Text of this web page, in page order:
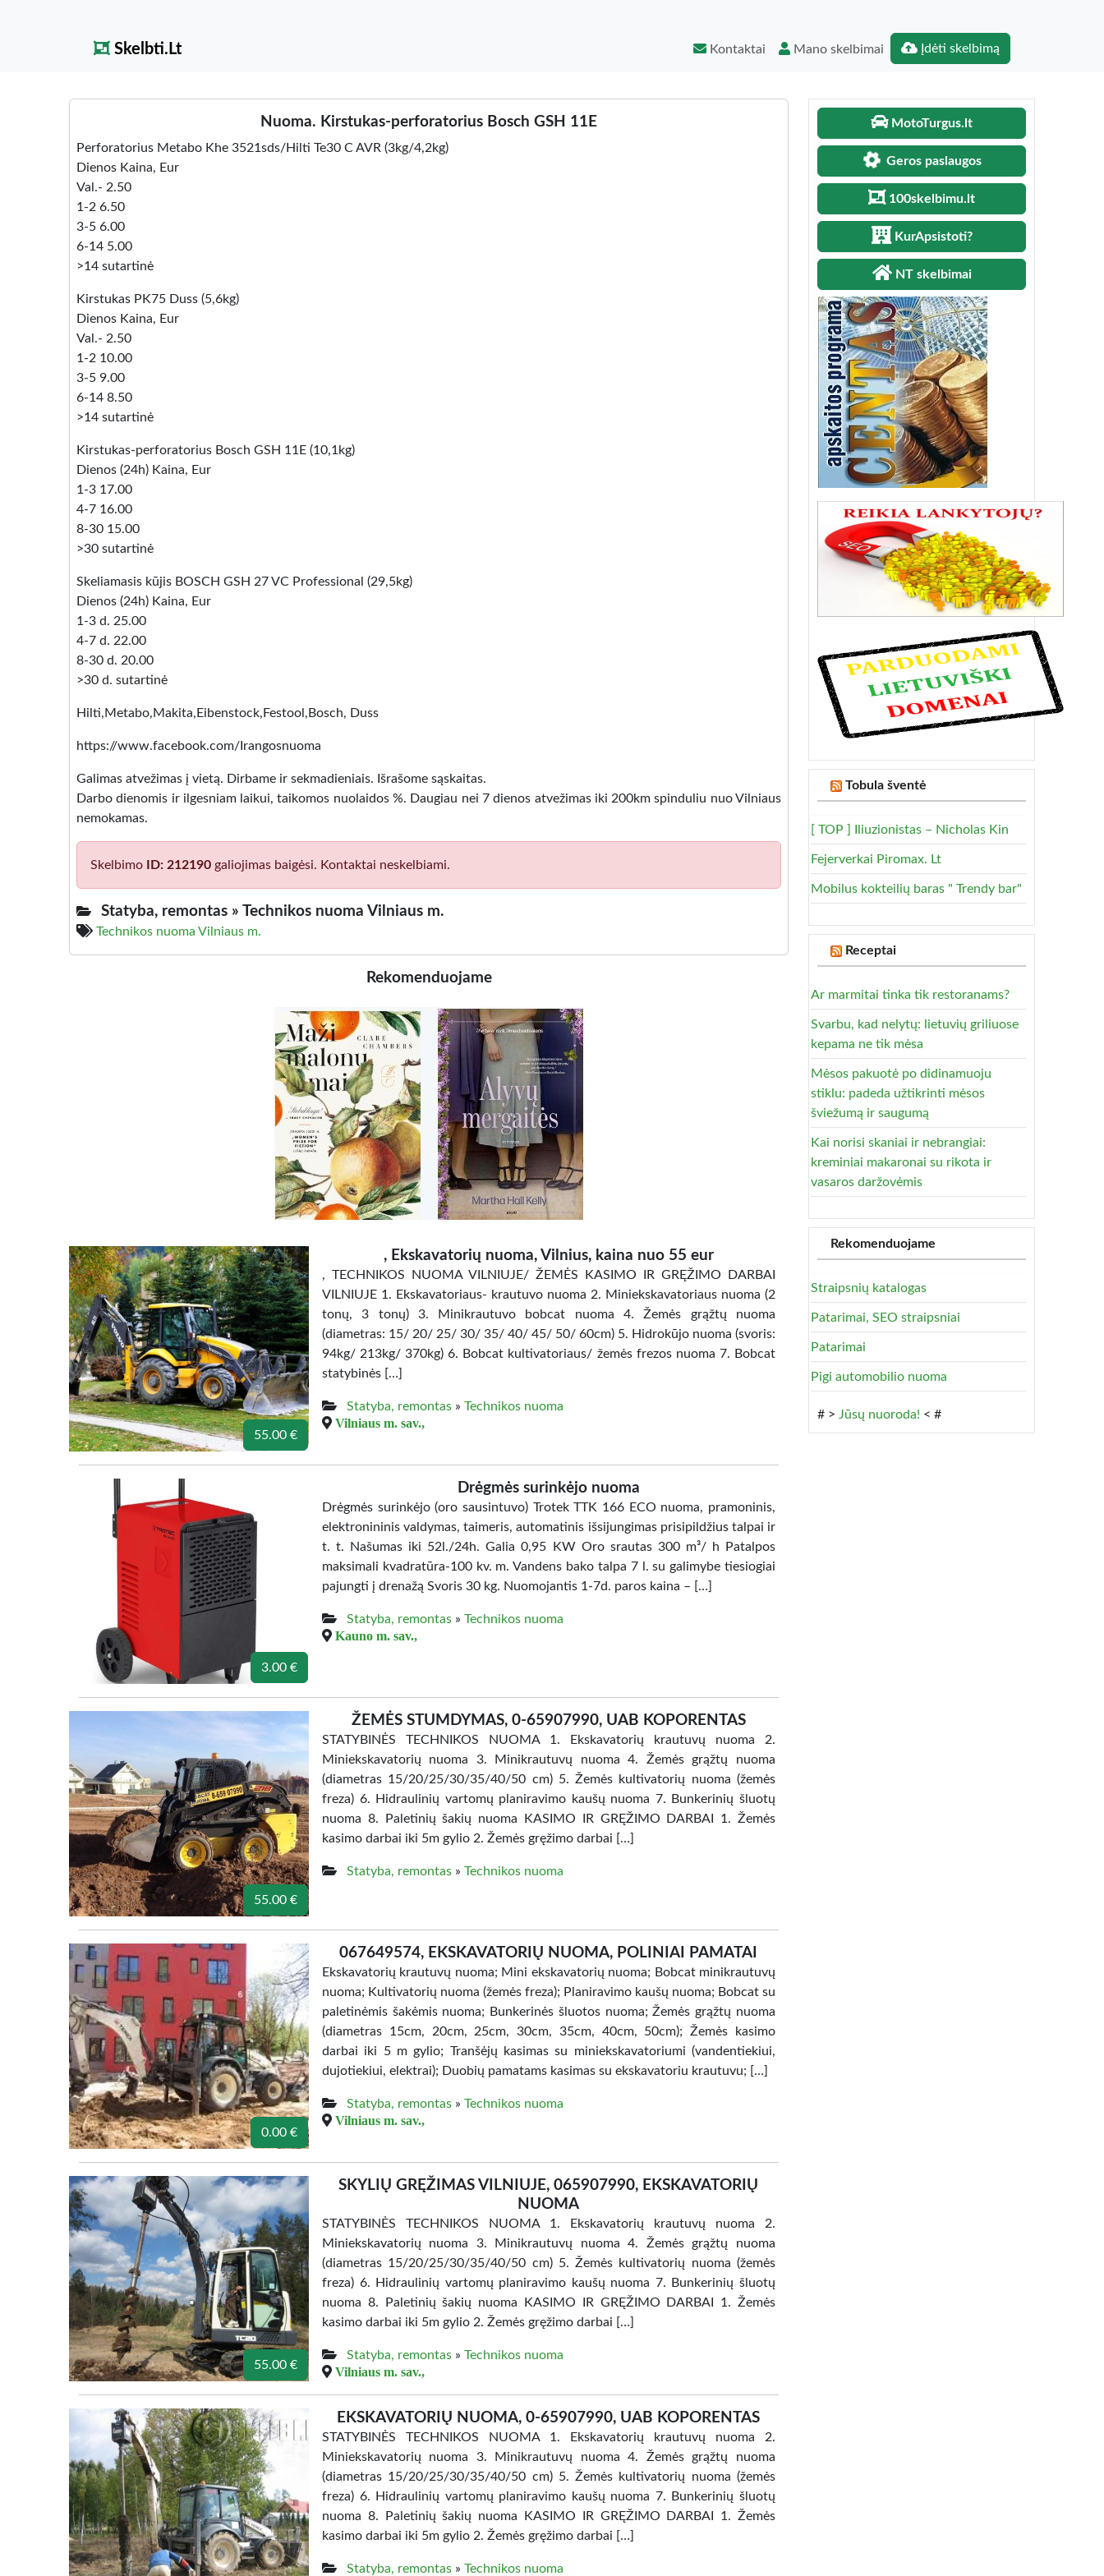
Skelbti.Lt Kontaktai Mano skelbimai Įdėti skelbimą
Nuoma. Kirstukas-perforatorius Bosch GSH 11E
Perforatorius Metabo Khe 3521sds/Hilti Te30 C AVR (3kg/4,2kg)
Dienos Kaina, Eur
Val.- 2.50
1-2 6.50
3-5 6.00
6-14 5.00
>14 sutartinė
Kirstukas PK75 Duss (5,6kg)
Dienos Kaina, Eur
Val.- 2.50
1-2 10.00
3-5 9.00
6-14 8.50
>14 sutartinė
Kirstukas-perforatorius Bosch GSH 11E (10,1kg)
Dienos (24h) Kaina, Eur
1-3 17.00
4-7 16.00
8-30 15.00
>30 sutartinė
Skeliamasis kūjis BOSCH GSH 27 VC Professional (29,5kg)
Dienos (24h) Kaina, Eur
1-3 d. 25.00
4-7 d. 22.00
8-30 d. 20.00
>30 d. sutartinė
Hilti,Metabo,Makita,Eibenstock,Festool,Bosch, Duss
https://www.facebook.com/Irangosnuoma
Galimas atvežimas į vietą. Dirbame ir sekmadieniais. Išrašome sąskaitas.
Darbo dienomis ir ilgesniam laikui, taikomos nuolaidos %. Daugiau nei 7 dienos atvežimas iki 200km spinduliu nuo Vilniaus
nemokamas.
Skelbimo ID: 212190 galiojimas baigėsi. Kontaktai neskelbiami.
Statyba, remontas » Technikos nuoma Vilniaus m.
Technikos nuoma Vilniaus m.
Rekomenduojame
55.00 €
, Ekskavatorių nuoma, Vilnius, kaina nuo 55 eur
, TECHNIKOS NUOMA VILNIUJE/ ŽEMĖS KASIMO IR GRĘŽIMO DARBAI
VILNIUJE 1. Ekskavatoriaus- krautuvo nuoma 2. Miniekskavatoriaus nuoma (2
tonų, 3 tonų) 3. Minikrautuvo bobcat nuoma 4. Žemės grąžtų nuoma
(diametras: 15/ 20/ 25/ 30/ 35/ 40/ 45/ 50/ 60cm) 5. Hidrokūjo nuoma (svoris:
94kg/ 213kg/ 370kg) 6. Bobcat kultivatoriaus/ žemės frezos nuoma 7. Bobcat
statybinės […]
Statyba, remontas» Technikos nuoma
Vilniaus m. sav.,
3.00 €
Drėgmės surinkėjo nuoma
Drėgmės surinkėjo (oro sausintuvo) Trotek TTK 166 ECO nuoma, pramoninis,
elektronininis valdymas, taimeris, automatinis išsijungimas prisipildžius talpai ir
t. t. Našumas iki 52l./24h. Galia 0,95 KW Oro srautas 300 m³/ h Patalpos
maksimali kvadratūra-100 kv. m. Vandens bako talpa 7 l. su galimybe tiesiogiai
pajungti į drenažą Svoris 30 kg. Nuomojantis 1-7d. paros kaina – […]
Statyba, remontas» Technikos nuoma
Kauno m. sav.,
55.00 €
ŽEMĖS STUMDYMAS, 0-65907990, UAB KOPORENTAS
STATYBINĖS TECHNIKOS NUOMA 1. Ekskavatorių krautuvų nuoma 2.
Miniekskavatorių nuoma 3. Minikrautuvų nuoma 4. Žemės grąžtų nuoma
(diametras 15/20/25/30/35/40/50 cm) 5. Žemės kultivatorių nuoma (žemės
freza) 6. Hidraulinių vartomų planiravimo kaušų nuoma 7. Bunkerinių šluotų
nuoma 8. Paletinių šakių nuoma KASIMO IR GRĘŽIMO DARBAI 1. Žemės
kasimo darbai iki 5m gylio 2. Žemės gręžimo darbai […]
Statyba, remontas» Technikos nuoma
0.00 €
067649574, EKSKAVATORIŲ NUOMA, POLINIAI PAMATAI
Ekskavatorių krautuvų nuoma; Mini ekskavatorių nuoma; Bobcat minikrautuvų
nuoma; Kultivatorių nuoma (žemės freza); Planiravimo kaušų nuoma; Bobcat su
paletinėmis šakėmis nuoma; Bunkerinės šluotos nuoma; Žemės grąžtų nuoma
(diametras 15cm, 20cm, 25cm, 30cm, 35cm, 40cm, 50cm); Žemės kasimo
darbai iki 5 m gylio; Tranšėjų kasimas su miniekskavatoriumi (vandentiekiui,
dujotiekiui, elektrai); Duobių pamatams kasimas su ekskavatoriu krautuvu; […]
Statyba, remontas» Technikos nuoma
Vilniaus m. sav.,
55.00 €
SKYLIŲ GRĘŽIMAS VILNIUJE, 065907990, EKSKAVATORIŲ
NUOMA
STATYBINĖS TECHNIKOS NUOMA 1. Ekskavatorių krautuvų nuoma 2.
Miniekskavatorių nuoma 3. Minikrautuvų nuoma 4. Žemės grąžtų nuoma
(diametras 15/20/25/30/35/40/50 cm) 5. Žemės kultivatorių nuoma (žemės
freza) 6. Hidraulinių vartomų planiravimo kaušų nuoma 7. Bunkerinių šluotų
nuoma 8. Paletinių šakių nuoma KASIMO IR GRĘŽIMO DARBAI 1. Žemės
kasimo darbai iki 5m gylio 2. Žemės gręžimo darbai […]
Statyba, remontas» Technikos nuoma
Vilniaus m. sav.,
EKSKAVATORIŲ NUOMA, 0-65907990, UAB KOPORENTAS
STATYBINĖS TECHNIKOS NUOMA 1. Ekskavatorių krautuvų nuoma 2.
Miniekskavatorių nuoma 3. Minikrautuvų nuoma 4. Žemės grąžtų nuoma
(diametras 15/20/25/30/35/40/50 cm) 5. Žemės kultivatorių nuoma (žemės
freza) 6. Hidraulinių vartomų planiravimo kaušų nuoma 7. Bunkerinių šluotų
nuoma 8. Paletinių šakių nuoma KASIMO IR GRĘŽIMO DARBAI 1. Žemės
kasimo darbai iki 5m gylio 2. Žemės gręžimo darbai […]
Statyba, remontas» Technikos nuoma
MotoTurgus.lt
Geros paslaugos
100skelbimu.lt
KurApsistoti?
NT skelbimai
Tobula šventė
[ TOP ] Iliuzionistas – Nicholas Kin
Fejerverkai Piromax. Lt
Mobilus kokteilių baras " Trendy bar"
Receptai
Ar marmitai tinka tik restoranams?
Svarbu, kad nelytų: lietuvių griliuose
kepama ne tik mėsa
Mėsos pakuotė po didinamuoju
stiklu: padeda užtikrinti mėsos
šviežumą ir saugumą
Kai norisi skaniai ir nebrangiai:
kreminiai makaronai su rikota ir
vasaros daržovėmis
Rekomenduojame
Straipsnių katalogas
Patarimai, SEO straipsniai
Patarimai
Pigi automobilio nuoma
# > Jūsų nuoroda! < #